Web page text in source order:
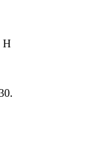
Н